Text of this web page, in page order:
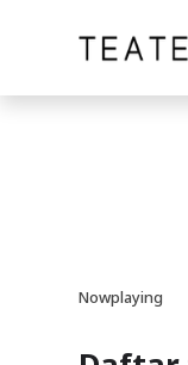
Nowplaying